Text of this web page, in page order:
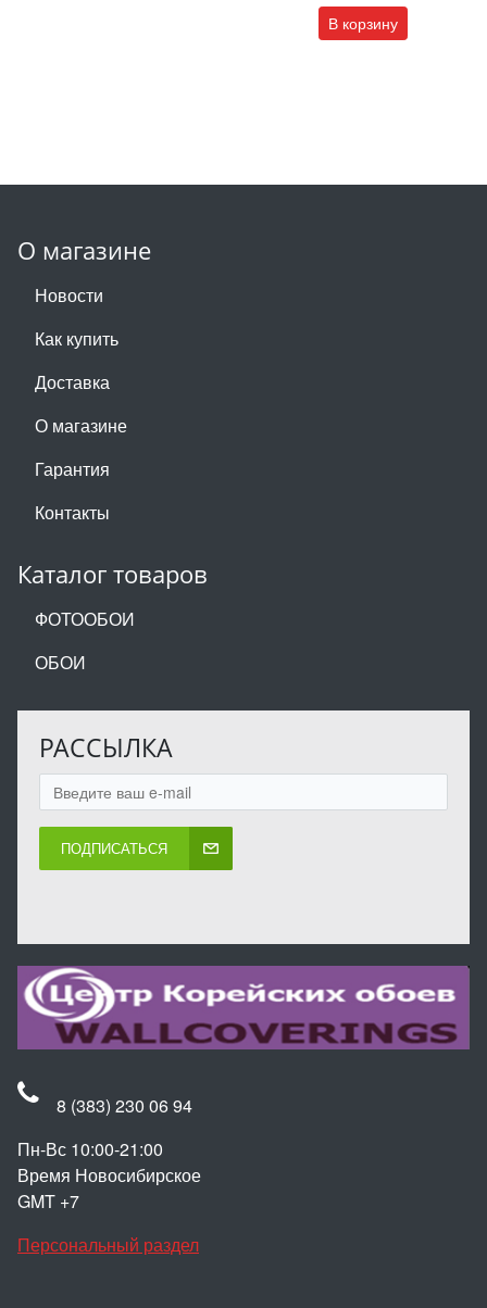
В корзину
О магазине
Новости
Как купить
Доставка
О магазине
Гарантия
Контакты
Каталог товаров
ФОТООБОИ
ОБОИ
РАССЫЛКА
ПОДПИСАТЬСЯ
8 (383) 230 06 94
Пн-Вс 10:00-21:00
Время Новосибирское
GMT +7
Персональный раздел